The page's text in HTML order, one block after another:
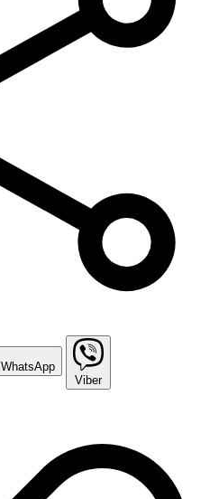
WhatsApp
Viber